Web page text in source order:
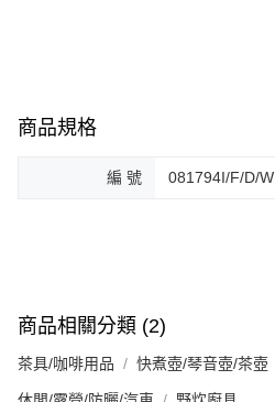
商品規格
編 號 081794I/F/D/W
商品相關分類 (2)
茶具/咖啡用品 快煮壺/琴音壺/茶壺